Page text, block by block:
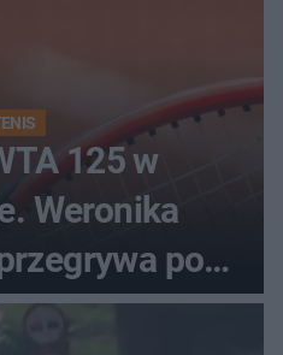
125 w
Weronika
po
boju